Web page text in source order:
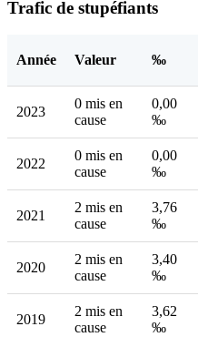
Trafic de stupéfiants
Année Valeur ‰
2023
0 mis en
cause
0,00
‰
2022
0 mis en
cause
0,00
‰
2021
2 mis en
cause
3,76
‰
2020
2 mis en
cause
3,40
‰
2019
2 mis en
cause
3,62
‰